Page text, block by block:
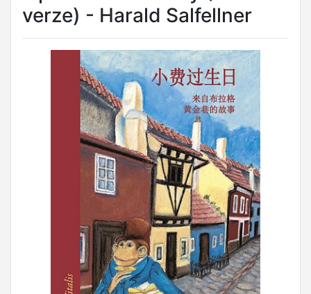
verze) - Harald Salfellner